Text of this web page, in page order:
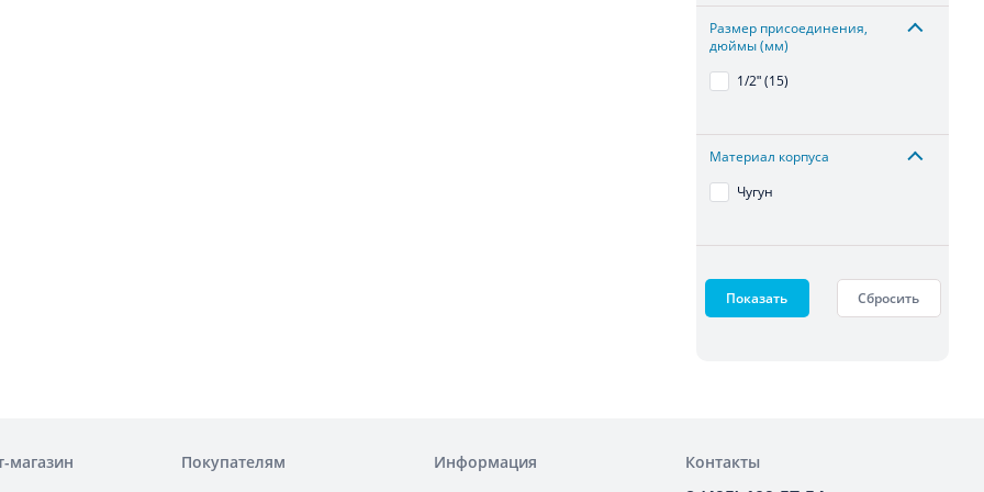
Размер присоединения,
дюймы (мм)
1/2ʺ (15)
Материал корпуса
Чугун
Показать Сбросить
магазин
Покупателям
Информация
Контакты